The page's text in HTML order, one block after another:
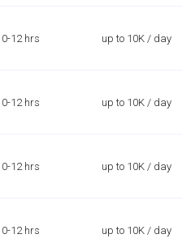
0-12 hrs up to 10K / day
0-12 hrs up to 10K / day
0-12 hrs up to 10K / day
0-12 hrs up to 10K / day